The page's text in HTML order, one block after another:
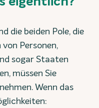
die beiden Pole, die
Personen,
sogar Staaten
müssen Sie
Wenn das